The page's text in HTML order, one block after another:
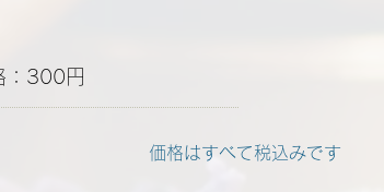
：300円
​価格はすべて税込みです